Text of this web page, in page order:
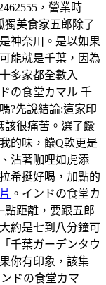
，營業時
獨美食家五郎除了
神奈川。是以如果
能就是千葉，因為
多家都全數入
の食堂カマル 千
?先說結論:這家印
很痛苦。選了饢
的味，饢Q軟更是
沾著咖哩如虎添
希挺好喝，加點的
。インドの食堂カ
點距離，要跟五郎
約是七到八分鐘可
千葉ガーデンタウ
你有印象，該集
ドの食堂カマ